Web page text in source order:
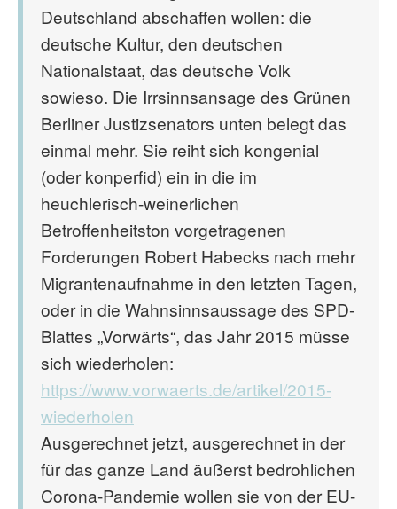
Deutschland abschaffen wollen: die
deutsche Kultur, den deutschen
Nationalstaat, das deutsche Volk
sowieso. Die Irrsinnsansage des Grünen
Berliner Justizsenators unten belegt das
einmal mehr. Sie reiht sich kongenial
(oder konperfid) ein in die im
heuchlerisch-weinerlichen
Betroffenheitston vorgetragenen
Forderungen Robert Habecks nach mehr
Migrantenaufnahme in den letzten Tagen,
oder in die Wahnsinnsaussage des SPD-
Blattes „Vorwärts“, das Jahr 2015 müsse
sich wiederholen:
https://www.vorwaerts.de/artikel/2015-
wiederholen
Ausgerechnet jetzt, ausgerechnet in der
für das ganze Land äußerst bedrohlichen
Corona-Pandemie wollen sie von der EU-